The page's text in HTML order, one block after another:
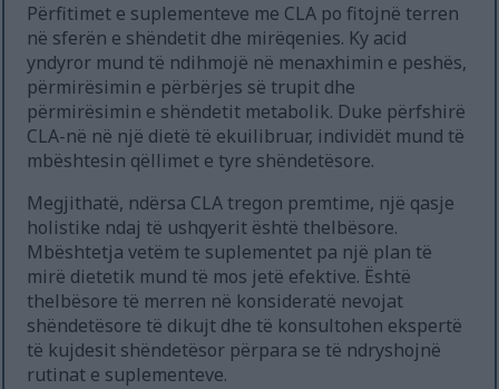
Përfitimet e suplementeve me CLA po fitojnë terren
në sferën e shëndetit dhe mirëqenies. Ky acid
yndyror mund të ndihmojë në menaxhimin e peshës,
përmirësimin e përbërjes së trupit dhe
përmirësimin e shëndetit metabolik. Duke përfshirë
CLA-në në një dietë të ekuilibruar, individët mund të
mbështesin qëllimet e tyre shëndetësore.
Megjithatë, ndërsa CLA tregon premtime, një qasje
holistike ndaj të ushqyerit është thelbësore.
Mbështetja vetëm te suplementet pa një plan të
mirë dietetik mund të mos jetë efektive. Është
thelbësore të merren në konsideratë nevojat
shëndetësore të dikujt dhe të konsultohen ekspertë
të kujdesit shëndetësor përpara se të ndryshojnë
rutinat e suplementeve.